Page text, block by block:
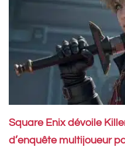
Square Enix dévoile
d’enquête multijoueur